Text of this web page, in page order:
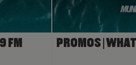
FM PROMOS |